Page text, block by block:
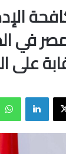
على
X لينكدإن